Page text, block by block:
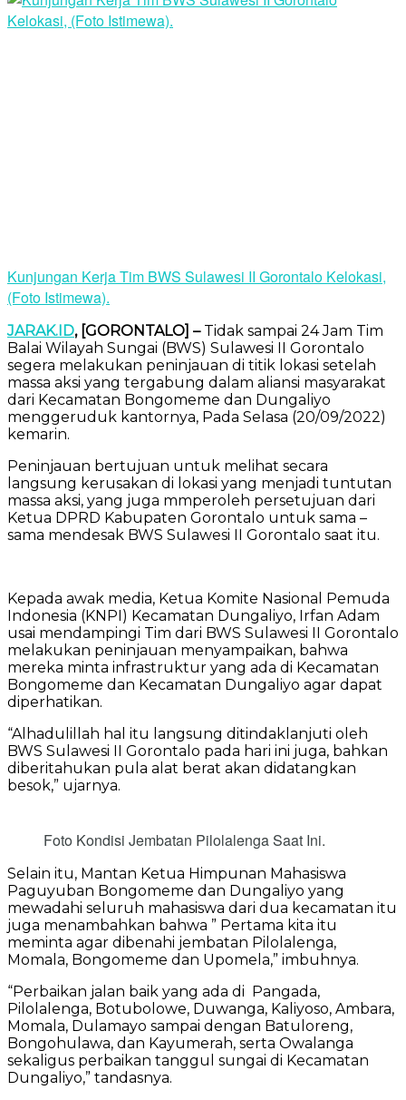
Kunjungan Kerja Tim BWS Sulawesi II Gorontalo Kelokasi,
(Foto Istimewa).
JARAK.ID, [GORONTALO] –Tidak sampai 24 Jam Tim
Balai Wilayah Sungai (BWS) Sulawesi II Gorontalo
segera melakukan peninjauan di titik lokasi setelah
massa aksi yang tergabung dalam aliansi masyarakat
dari Kecamatan Bongomeme dan Dungaliyo
menggeruduk kantornya, Pada Selasa (20/09/2022)
kemarin.
Peninjauan bertujuan untuk melihat secara
langsung kerusakan di lokasi yang menjadi tuntutan
massa aksi, yang juga mmperoleh persetujuan dari
Ketua DPRD Kabupaten Gorontalo untuk sama –
sama mendesak BWS Sulawesi II Gorontalo saat itu.
Kepada awak media, Ketua Komite Nasional Pemuda
Indonesia (KNPI) Kecamatan Dungaliyo, Irfan Adam
usai mendampingi Tim dari BWS Sulawesi II Gorontalo
melakukan peninjauan menyampaikan, bahwa
mereka minta infrastruktur yang ada di Kecamatan
Bongomeme dan Kecamatan Dungaliyo agar dapat
diperhatikan.
“Alhadulillah hal itu langsung ditindaklanjuti oleh
BWS Sulawesi II Gorontalo pada hari ini juga, bahkan
diberitahukan pula alat berat akan didatangkan
besok,” ujarnya.
Foto Kondisi Jembatan Pilolalenga Saat Ini.
Selain itu, Mantan Ketua Himpunan Mahasiswa
Paguyuban Bongomeme dan Dungaliyo yang
mewadahi seluruh mahasiswa dari dua kecamatan itu
juga menambahkan bahwa ” Pertama kita itu
meminta agar dibenahi jembatan Pilolalenga,
Momala, Bongomeme dan Upomela,” imbuhnya.
“Perbaikan jalan baik yang ada di Pangada,
Pilolalenga, Botubolowe, Duwanga, Kaliyoso, Ambara,
Momala, Dulamayo sampai dengan Batuloreng,
Bongohulawa, dan Kayumerah, serta Owalanga
sekaligus perbaikan tanggul sungai di Kecamatan
Dungaliyo,” tandasnya.